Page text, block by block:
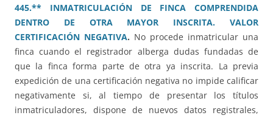
445.** INMATRICULACIÓN DE FINCA COMPRENDIDA
DENTRO DE OTRA MAYOR INSCRITA. VALOR
CERTIFICACIÓN NEGATIVA. No procede inmatricular una
finca cuando el registrador alberga dudas fundadas de
que la finca forma parte de otra ya inscrita. La previa
expedición de una certificación negativa no impide calificar
negativamente si, al tiempo de presentar los títulos
inmatriculadores, dispone de nuevos datos registrales,